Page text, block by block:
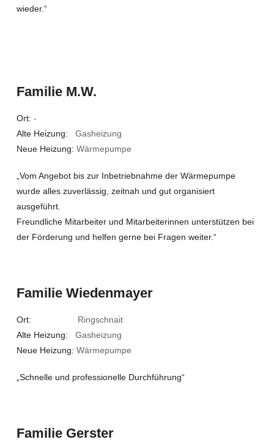
wieder.“
Familie M.W.
Ort: -
Alte Heizung: Gasheizung
Neue Heizung: Wärmepumpe
„Vom Angebot bis zur Inbetriebnahme der Wärmepumpe
wurde alles zuverlässig, zeitnah und gut organisiert
ausgeführt.
Freundliche Mitarbeiter und Mitarbeiterinnen unterstützen bei
der Förderung und helfen gerne bei Fragen weiter.“
Familie Wiedenmayer
Ort: Ringschnait
Alte Heizung: Gasheizung
Neue Heizung: Wärmepumpe
„Schnelle und professionelle Durchführung“
Familie Gerster